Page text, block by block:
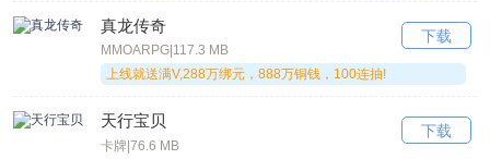
真龙传奇
MMOARPG|117.3 MB
上线就送满V,288万绑元，888万铜钱，100连抽!
下载
天行宝贝
卡牌|76.6 MB
下载